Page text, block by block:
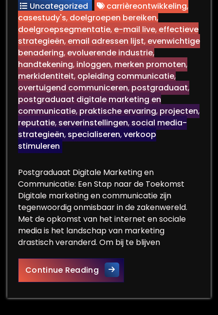
Uncategorized carrièreontwikkeling,
casestudy's, doelgroepen bereiken,
doelgroepsegmentatie, e-mail live, effectieve
strategieën, email adressen lijst, evenwichtige
benadering, evoluerende industrie,
handtekening, inloggen, merken promoten,
merkidentiteit, opleiding communicatie,
overtuigend communiceren, postgraduaat,
postgraduaat digitale marketing en
communicatie, praktische ervaring, projecten,
reputatie, serverinstellingen, social media-
strategieën, specialiseren,verkoop
stimuleren
Postgraduaat Digitale Marketing en
Communicatie: Een Stap naar de Toekomst
Digitale marketing en communicatie zijn
tegenwoordig onmisbaar in de zakenwereld.
Met de opkomst van het internet en sociale
media is het landschap van marketing
drastisch veranderd. Om bij te blijven
Continue ReadingVerdiep je in de Wereld van